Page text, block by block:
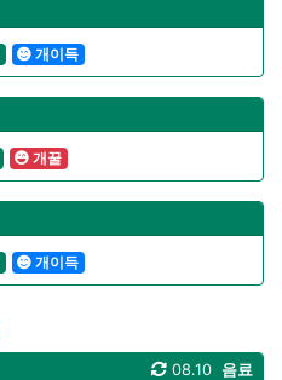
개이득
개꿀
개이득
음료
08.10